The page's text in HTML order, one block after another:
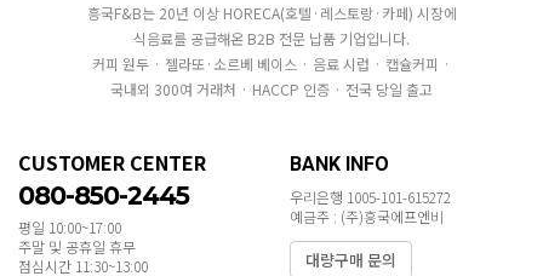
흥국F&B는 20년 이상 HORECA(호텔·레스토랑·카페) 시장에
식음료를 공급해온 B2B 전문 납품 기업입니다.
커피 원두 · 젤라또·소르베 베이스 · 음료 시럽 · 캡슐커피 ·
국내외 300여 거래처 · HACCP 인증 · 전국 당일 출고
CUSTOMER CENTER
080-850-2445
평일 10:00~17:00
주말 및 공휴일 휴무
점심시간 11:30~13:00
BANK INFO
우리은행 1005-101-615272
예금주 : (주)흥국에프엔비
대량구매 문의